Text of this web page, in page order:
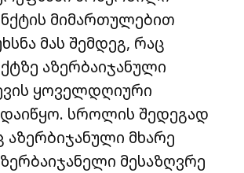
მიმართულებით
მას შემდეგ, რაც
აზერბაიჯანული
ყოველდღიური
სროლის შედეგად
მხარე
მესაზღვრე